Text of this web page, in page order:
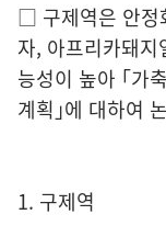
□ 구제역은 안정
자, 아프리카돼
능성이 높아 ｢가
계획｣에 대하여
1. 구제역